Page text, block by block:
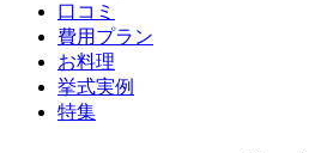
口コミ
費用プラン
お料理
挙式実例
特集